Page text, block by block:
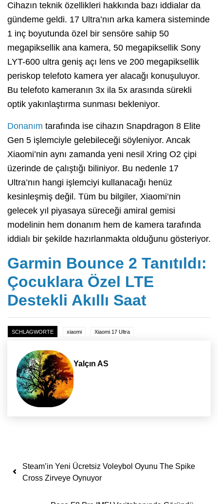
Cihazın teknik özellikleri hakkında bazı iddialar da
gündeme geldi. 17 Ultra’nın arka kamera sisteminde
1 inç boyutunda özel bir sensöre sahip 50
megapiksellik ana kamera, 50 megapiksellik Sony
LYT-600 ultra geniş açı lens ve 200 megapiksellik
periskop telefoto kamera yer alacağı konuşuluyor.
Bu telefoto kameranın 3x ila 5x arasında sürekli
optik yakınlaştırma sunması bekleniyor.
Donanım tarafında ise cihazın Snapdragon 8 Elite
Gen 5 işlemciyle gelebileceği söyleniyor. Ancak
Xiaomi’nin aynı zamanda yeni nesil Xring O2 çipi
üzerinde de çalıştığı biliniyor. Bu nedenle 17
Ultra’nın hangi işlemciyi kullanacağı henüz
kesinleşmiş değil. Tüm bu bilgiler, Xiaomi’nin
gelecek yıl piyasaya süreceği amiral gemisi
modelinin hem donanım hem de kamera tarafında
iddialı bir şekilde hazırlanmakta olduğunu gösteriyor.
Garmin Bounce 2 Tanıtıldı:
Çocuklara Özel LTE
Destekli Akıllı Saat
SCHLAGWORTE xiaomi Xiaomi 17 Ultra
Yalçın AS
Yazı dolaşımı
Steam’in Yeni Ücretsiz Voleybol Oyunu The Spike
Cross Zirveye Oynuyor